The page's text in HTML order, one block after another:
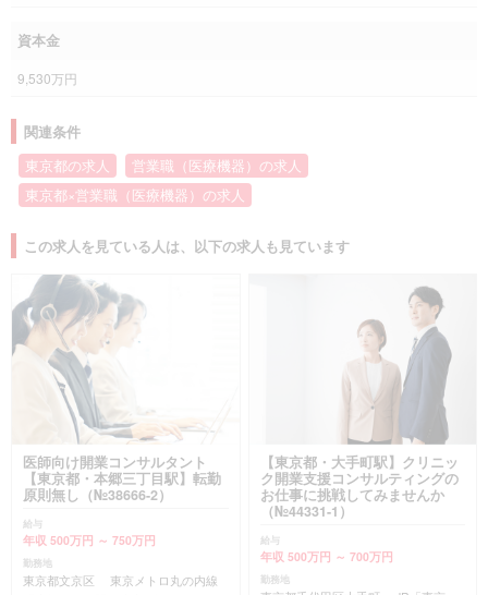
資本金
9,530万円
関連条件
東京都の求人
営業職（医療機器）の求人
東京都×営業職（医療機器）の求人
この求人を見ている人は、以下の求人も見ています
医師向け開業コンサルタント
【東京都・本郷三丁目駅】転勤
原則無し（№38666-2）
給与
年収 500万円 ～ 750万円
勤務地
東京都文京区 東京メトロ丸の内線
【東京都・大手町駅】クリニッ
ク開業支援コンサルティングの
お仕事に挑戦してみませんか
（№44331-1）
給与
年収 500万円 ～ 700万円
勤務地